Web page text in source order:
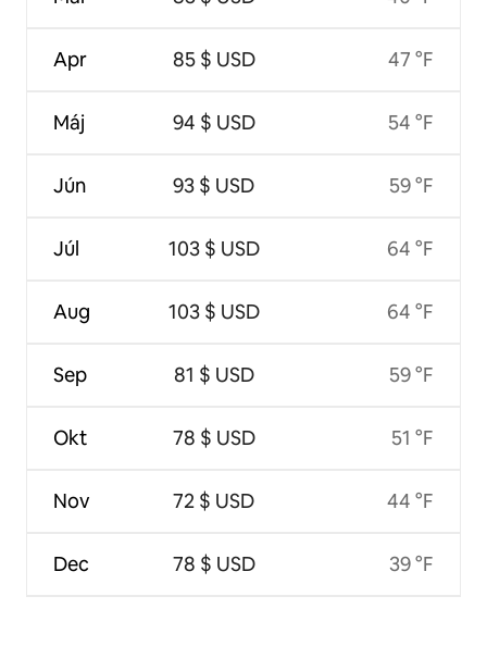
Apr
Máj
Jún
Júl
Aug
Sep
Okt
Nov
Dec
85 $ USD
94 $ USD
93 $ USD
103 $ USD
103 $ USD
81 $ USD
78 $ USD
72 $ USD
78 $ USD
47 °F
54 °F
59 °F
64 °F
64 °F
59 °F
51 °F
44 °F
39 °F